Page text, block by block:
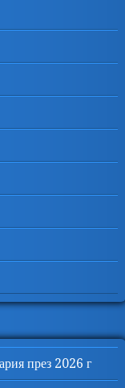
през 2026 г